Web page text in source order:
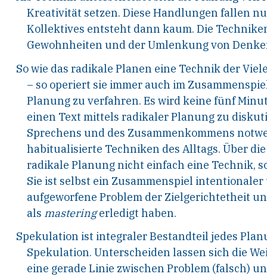
Kreativität setzen. Diese Handlungen fallen
Kollektives entsteht dann kaum. Die
Gewohnheiten und der Umlenkung von
So wie das radikale Planen eine Technik der
– so operiert sie immer auch im
Planung zu verfahren. Es wird keine fünf
einen Text mittels radikaler Planung zu disku
Sprechens und des Zusammenkommens
habitualisierte Techniken des Alltags. Über
radikale Planung nicht einfach eine Technik,
Sie ist selbst ein Zusammenspiel
aufgeworfene Problem der Zielgerichtetheit
als mastering erledigt haben.
Spekulation ist integralerBestandteil jedes
Spekulation. Unterscheiden lassen sich die
eine gerade Linie zwischen Problem (falsch)